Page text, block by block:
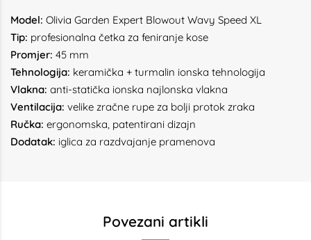
Model: Olivia Garden Expert Blowout Wavy Speed XL
Tip: profesionalna četka za feniranje kose
Promjer: 45 mm
Tehnologija: keramička + turmalin ionska tehnologija
Vlakna: anti-statička ionska najlonska vlakna
Ventilacija: velike zračne rupe za bolji protok zraka
Ručka: ergonomska, patentirani dizajn
Dodatak: iglica za razdvajanje pramenova
Povezani artikli